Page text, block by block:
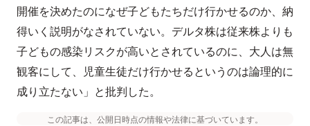
開催を決めたのになぜ子どもたちだけ行かせるのか、納
得いく説明がなされていない。デルタ株は従来株よりも
子どもの感染リスクが高いとされているのに、大人は無
観客にして、児童生徒だけ行かせるというのは論理的に
成り立たない」と批判した。
この記事は、公開日時点の情報や法律に基づいています。